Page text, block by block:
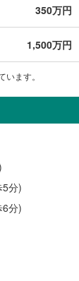
350万円
1,500万円
ます。
分)
分)